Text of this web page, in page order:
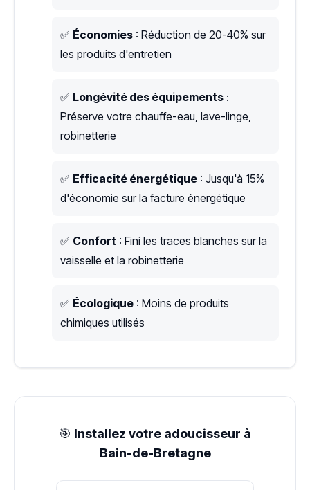
✅ Économies : Réduction de 20-40% sur
les produits d'entretien
✅ Longévité des équipements :
Préserve votre chauffe-eau, lave-linge,
robinetterie
✅ Efficacité énergétique : Jusqu'à 15%
d'économie sur la facture énergétique
✅ Confort : Fini les traces blanches sur la
vaisselle et la robinetterie
✅ Écologique : Moins de produits
chimiques utilisés
🎯 Installez votre adoucisseur à
Bain-de-Bretagne